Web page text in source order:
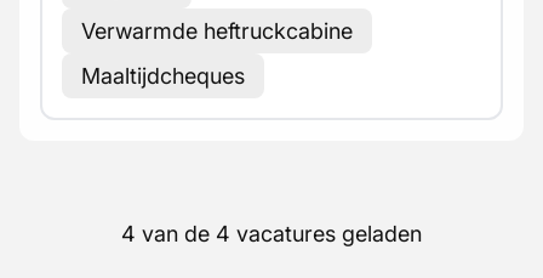
Verwarmde heftruckcabine
Maaltijdcheques
4 van de 4 vacatures geladen